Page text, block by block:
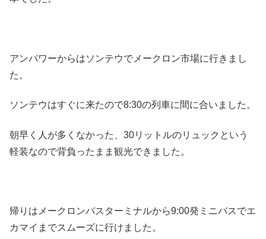
アンパワーからはソンテウでメークロン市場に行きまし
た。
ソンテウはすぐに来たので8:30の列車に間に合いました。
朝早く人が多くなかった、30リットルのリュックという
軽装なので背負ったまま観光できました。
帰りはメークロンバスターミナルから9:00発ミニバスでエ
カマイまでスムーズに行けました。